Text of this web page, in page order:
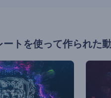
ートを使って作られた